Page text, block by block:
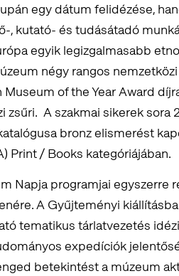
egy dátum felidézése,
, kutató- és tudásátadó
egyik legizgalmasabb
négy rangos
Museum of the Year Award
zsűri. A szakmai sikerek sora
bronz elismerést
Print / Books kategóriájában.
Napja programjai egyszerre
A Gyűjteményi
tematikus tárlatvezetés
expedíciók
betekintést a múzeum